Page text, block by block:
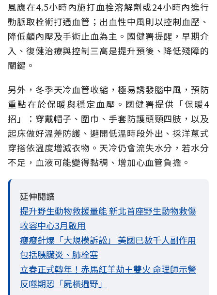
風應在4.5小時內施打血栓溶解劑或24小時內進行
動脈取栓術打通血管；出血性中風則以控制血壓、
降低顱內壓及手術止血為主。國健署提醒，早期介
入、復健治療與控制三高是提升預後、降低殘障的
關鍵。
另外，冬季天冷血管收縮，極易誘發腦中風，預防
重點在於保暖與穩定血壓。國健署提供「保暖4
招」：穿戴帽子、圍巾、手套防護頭頸四肢，以及
起床做好溫差防護、避開低溫時段外出、採洋蔥式
穿搭依溫度增減衣物。天冷仍會流失水分，若水分
不足，血液可能變得黏稠、增加心血管負擔。
延伸閱讀
提升野生動物救援量能 新北首座野生動物救傷
收容中心3月啟用
瘦瘦針爆「大規模訴訟」 美國已數千人副作用
包括胰臟炎、肺栓塞
立春正式轉年！赤馬紅羊劫＋雙火 命理師示警
反噬期恐「屍橫遍野」